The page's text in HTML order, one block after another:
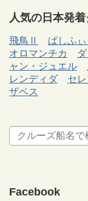
人気の日本発
飛鳥Ⅱ ぱしふ
オロマンチカ
ャン・ジュエル
レンディダ
セ
ザベス
Facebook